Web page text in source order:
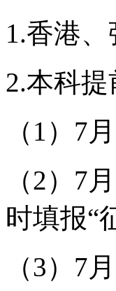
1.香港
2.本科
（1）7
（2）7
时填报“
（3）7